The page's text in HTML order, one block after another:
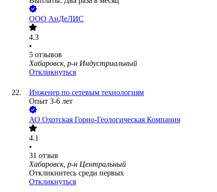
ООО АнДеЛИС
4.3
•
5 отзывов
Хабаровск, р-н Индустриальный
Откликнуться
Инженер по сетевым технологиям
Опыт 3-6 лет
АО Охотская Горно-Геологическая Компания
4.1
•
31 отзыв
Хабаровск, р-н Центральный
Откликнитесь среди первых
Откликнуться